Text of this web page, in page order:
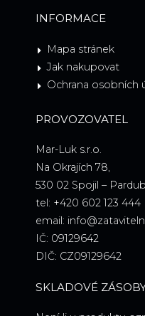
INFORMACE
Mapa stránek
Jak nakupovat
Ochrana osobních
PROVOZOVATEL
Mar-Luk s.r.o.
Na Okrajích 78,
530 02 Spojil –
tel: +420 602 123 444
email:
IČ: 09129642
DIČ: CZ09129642
SKLADOVÉ